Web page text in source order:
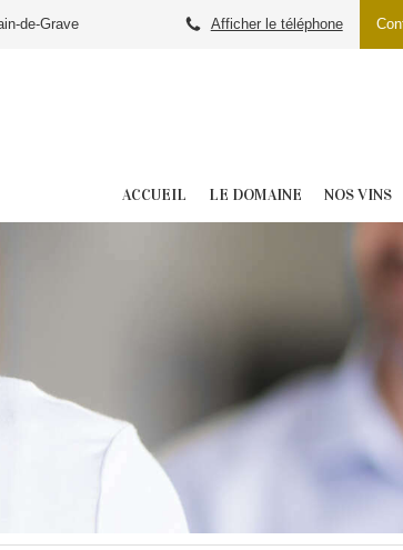
de-Grave Afficher le téléphone
ACCUEIL LE DOMAINE NOS VINS